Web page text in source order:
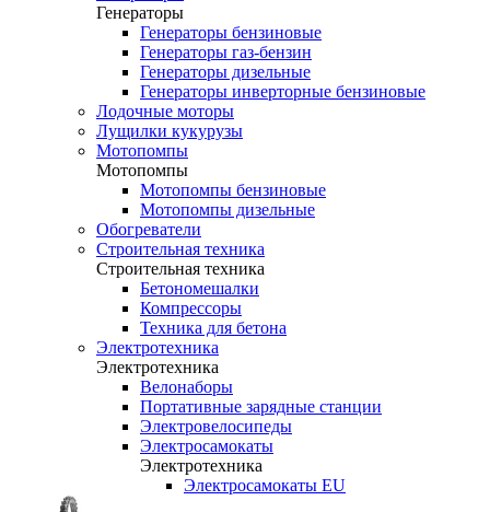
Генераторы
Генераторы бензиновые
Генераторы газ-бензин
Генераторы дизельные
Генераторы инверторные бензиновые
Лодочные моторы
Лущилки кукурузы
Мотопомпы
Мотопомпы
Мотопомпы бензиновые
Мотопомпы дизельные
Обогреватели
Строительная техника
Строительная техника
Бетономешалки
Компрессоры
Техника для бетона
Электротехника
Электротехника
Велонаборы
Портативные зарядные станции
Электровелосипеды
Электросамокаты
Электротехника
Электросамокаты EU